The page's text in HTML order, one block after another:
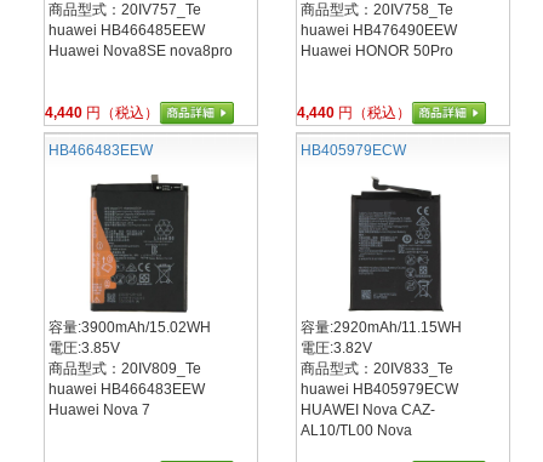
商品型式：20IV757_Te
huawei HB466485EEW
Huawei Nova8SE nova8pro
4,440 円（税込）
商品型式：20IV758_Te
huawei HB476490EEW
Huawei HONOR 50Pro
4,440 円（税込）
HB466483EEW
容量:3900mAh/15.02WH
電圧:3.85V
商品型式：20IV809_Te
huawei HB466483EEW
Huawei Nova 7
HB405979ECW
容量:2920mAh/11.15WH
電圧:3.82V
商品型式：20IV833_Te
huawei HB405979ECW
HUAWEI Nova CAZ-
AL10/TL00 Nova